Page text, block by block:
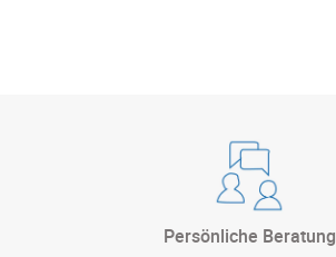
Persönliche Beratung